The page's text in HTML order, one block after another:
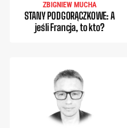
ZBIGNIEW MUCHA
STANY PODGORĄCZKOWE: A
jeśli Francja, to kto?